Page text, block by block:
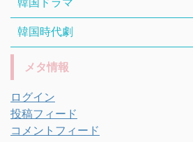
韓国ドラマ
韓国時代劇
メタ情報
ログイン
投稿フィード
コメントフィード